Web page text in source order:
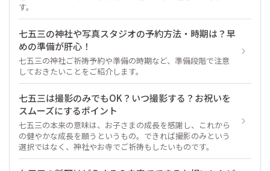
す。
七五三の神社や写真スタジオの予約方法・時期は？早
めの準備が肝心！
七五三の神社ご祈祷予約や準備の時期など、準備段階で注意
しておきたいことをご紹介します。
七五三は撮影のみでもOK？いつ撮影する？お祝いを
スムーズにするポイント
七五三の本来の意味は、お子さまの成長を感謝し、これから
の健やかな成長を願うというもの。できれば撮影のみという
選択ではなく、神社やお寺でご祈祷もしたいものです。